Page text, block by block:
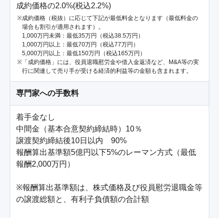
成約価格の2.0%(税込2.2%)
成約価格（税抜）に応じて下記が最低料金となります（最低料金の
場合も割引が適用されます）。
1,000万円未満：最低35万円（税込38.5万円）
1,000万円以上：最低70万円（税込77万円）
5,000万円以上：最低150万円（税込165万円）
「成約価格」には、役員退職慰労金や借入金返済など、M&A等の実
行に関連して売り手が受ける経済的利益等の金額も含まれます。
専門家への手数料
着手金なし
中間金（基本合意契約締結時）10％
譲渡契約締結後10日以内　90%
報酬算出基準額5億円以下5%のレーマン方式（最低
報酬2,000万円）
※報酬算出基準額は、株式価格及び役員慰労退職金等
の譲渡総額と、有利子負債額の合計額